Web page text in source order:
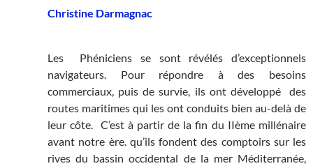
Christine Darmagnac
Les Phéniciens se sont révélés d’exceptionnels
navigateurs. Pour répondre à des besoins
commerciaux, puis de survie, ils ont développé des
routes maritimes qui les ont conduits bien au-delà de
leur côte. C’est à partir de la fin du IIème millénaire
avant notre ère. qu’ils fondent des comptoirs sur les
rives du bassin occidental de la mer Méditerranée,